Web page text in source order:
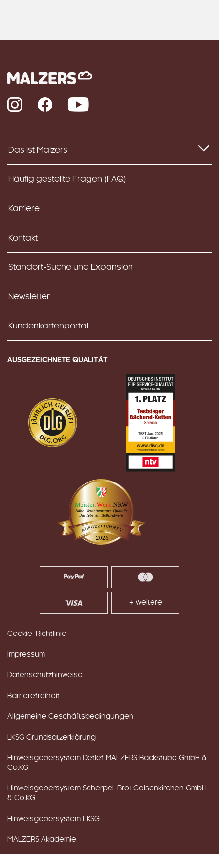
InstagramFacebook YouTube
Das ist Malzers
Häufig gestellte Fragen (FAQ)
Karriere
Kontakt
Standort-Suche und Expansion
Newsletter
Kundenkartenportal
AUSGEZEICHNETE QUALITÄT
+ weitere
Cookie-Richtlinie
Impressum
Datenschutzhinweise
Barrierefreiheit
Allgemeine Geschäftsbedingungen
LKSG Grundsatzerklärung
Hinweisgebersystem Detlef MALZERS Backstube GmbH &
Co.KG
Hinweisgebersystem Scherpel-Brot Gelsenkirchen GmbH
& Co.KG
Hinweisgebersystem LKSG
MALZERS Akademie